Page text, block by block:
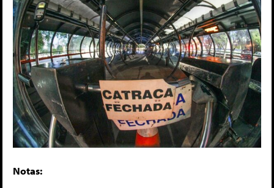
Notas: